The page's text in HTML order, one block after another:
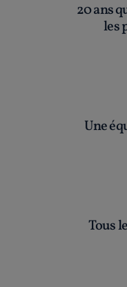
20 ans
les
Une
Tous